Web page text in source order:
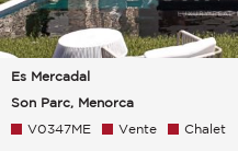
Es Mercadal
Son Parc, Menorca
V0347ME Vente Chalet